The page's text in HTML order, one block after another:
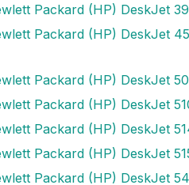
Packard (HP) DeskJet
Packard (HP) DeskJet
Packard (HP) DeskJet
Packard (HP) DeskJet
Packard (HP) DeskJet
Packard (HP) DeskJet
Packard (HP) DeskJet